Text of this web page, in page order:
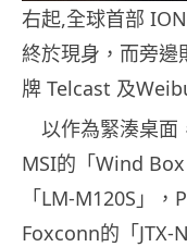
右起,全球首部
終於現身，而旁邊
牌 Telcast 及
以作為緊湊桌面
MSI的「Wind
「LM-M120S」
Foxconn的「JTX-